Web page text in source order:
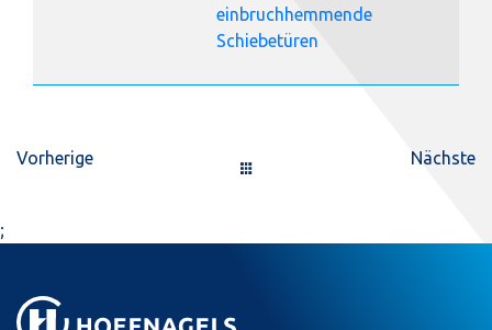
einbruchhemmende
Schiebetüren
Vorherige Nächste
;